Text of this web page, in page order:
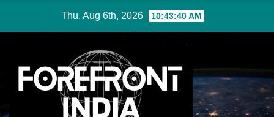
Thu. Aug 6th, 2026 10:43:40 AM